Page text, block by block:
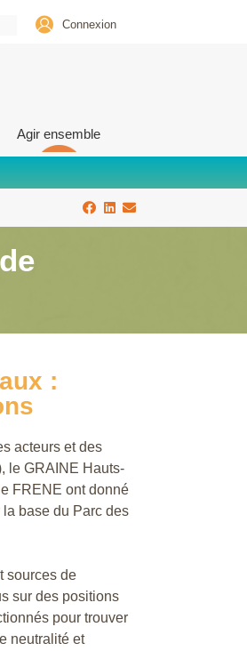
Connexion
Agir ensemble
:
acteurs et des
le GRAINE Hauts-
FRENE ont donné
la base du Parc des
sources de
sur des positions
pour trouver
neutralité et